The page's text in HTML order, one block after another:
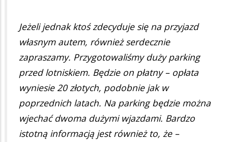
Jeżeli jednak ktoś zdecyduje się na przyjazd
własnym autem, również serdecznie
zapraszamy. Przygotowaliśmy duży parking
przed lotniskiem. Będzie on płatny – opłata
wyniesie 20 złotych, podobnie jak w
poprzednich latach. Na parking będzie można
wjechać dwoma dużymi wjazdami. Bardzo
istotną informacją jest również to, że –